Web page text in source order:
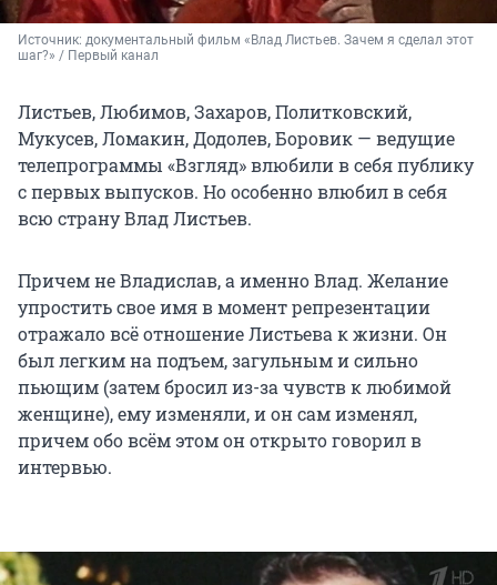
Источник: документальный фильм «Влад Листьев. Зачем я сделал этот
шаг?» / Первый канал
Листьев, Любимов, Захаров, Политковский,
Мукусев, Ломакин, Додолев, Боровик — ведущие
телепрограммы «Взгляд» влюбили в себя публику
с первых выпусков. Но особенно влюбил в себя
всю страну Влад Листьев.
Причем не Владислав, а именно Влад. Желание
упростить свое имя в момент репрезентации
отражало всё отношение Листьева к жизни. Он
был легким на подъем, загульным и сильно
пьющим (затем бросил из-за чувств к любимой
женщине), ему изменяли, и он сам изменял,
причем обо всём этом он открыто говорил в
интервью.